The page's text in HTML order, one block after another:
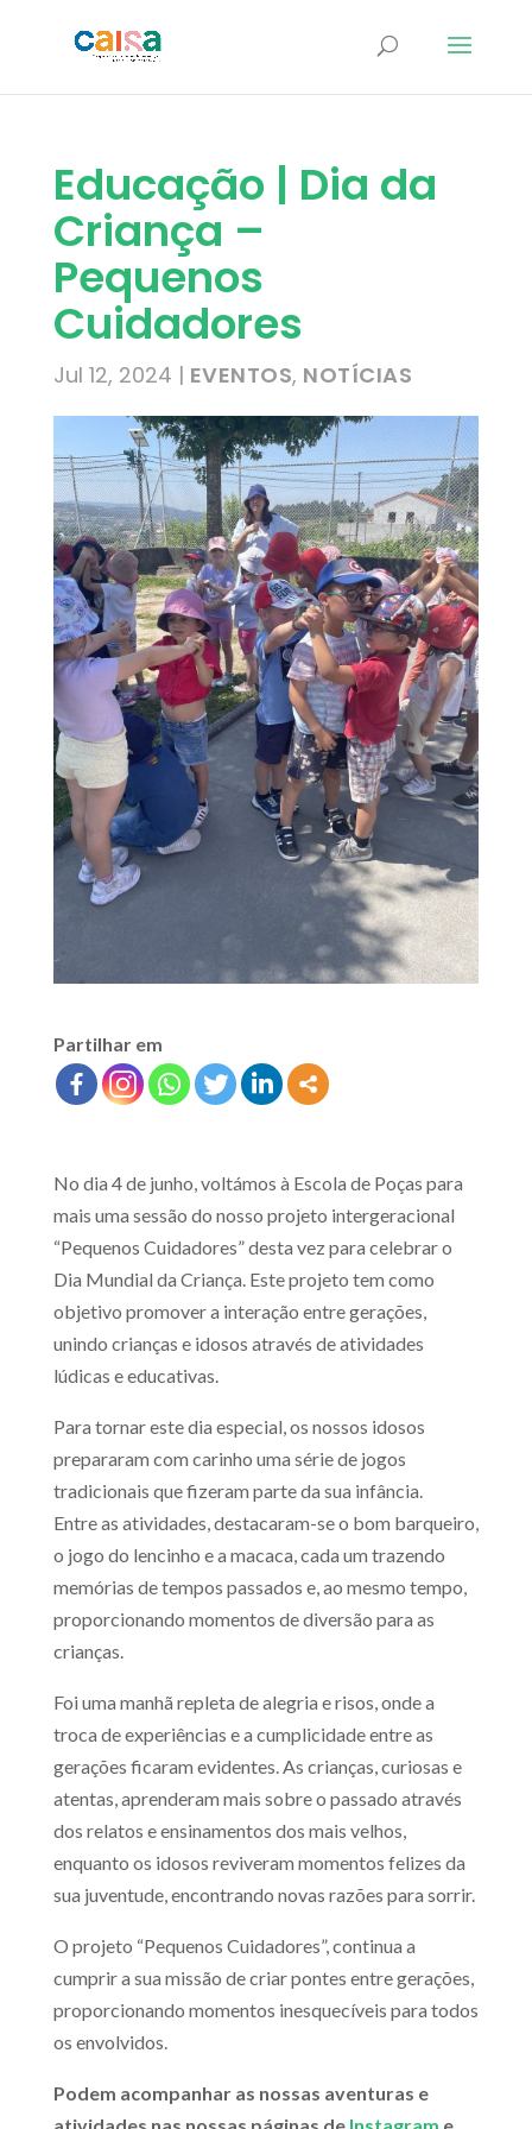
Educação | Dia da
Criança –
Pequenos
Cuidadores
Jul 12, 2024 | EVENTOS, NOTÍCIAS
Partilhar em
No dia 4 de junho, voltámos à Escola de Poças para
mais uma sessão do nosso projeto intergeracional
“Pequenos Cuidadores” desta vez para celebrar o
Dia Mundial da Criança. Este projeto tem como
objetivo promover a interação entre gerações,
unindo crianças e idosos através de atividades
lúdicas e educativas.
Para tornar este dia especial, os nossos idosos
prepararam com carinho uma série de jogos
tradicionais que fizeram parte da sua infância.
Entre as atividades, destacaram-se o bom barqueiro,
o jogo do lencinho e a macaca, cada um trazendo
memórias de tempos passados e, ao mesmo tempo,
proporcionando momentos de diversão para as
crianças.
Foi uma manhã repleta de alegria e risos, onde a
troca de experiências e a cumplicidade entre as
gerações ficaram evidentes. As crianças, curiosas e
atentas, aprenderam mais sobre o passado através
dos relatos e ensinamentos dos mais velhos,
enquanto os idosos reviveram momentos felizes da
sua juventude, encontrando novas razões para sorrir.
O projeto “Pequenos Cuidadores”, continua a
cumprir a sua missão de criar pontes entre gerações,
proporcionando momentos inesquecíveis para todos
os envolvidos.
Podem acompanhar as nossas aventuras e